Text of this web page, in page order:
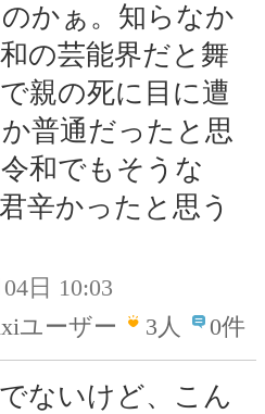
かぁ。知らなか
の芸能界だと舞
親の死に目に遭
普通だったと思
和でもそうな
辛かったと思う
日 10:03
ユーザー
3人 0件
ないけど、こん